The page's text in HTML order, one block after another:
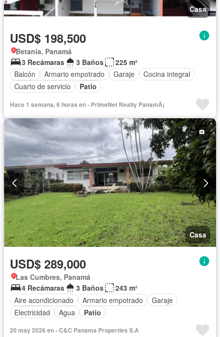
Casa
USD$ 198,500
Betania, Panamá
3 Recámaras
3 Baños
225 m²
Balcón
Armario empotrado Garaje
Cocina integral
Cuarto de servicio
Patio
Hace 1 semana, 6 horas en - PrimeNet Realty PanamÃ¡
Casa
USD$ 289,000
Las Cumbres, Panamá
4 Recámaras
3 Baños
243 m²
Aire acondicionado
Armario empotrado
Garaje
Electricidad
Agua Patio
20 may 2026 en - C&C Panama Properties S.A